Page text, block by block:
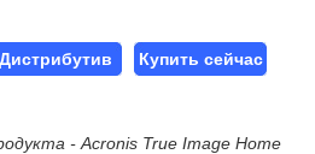
Дистрибутив Купить сейчас
- Acronis True Image Home